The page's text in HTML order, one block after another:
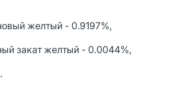
желтый - 0.9197%,
закат желтый - 0.0044%,